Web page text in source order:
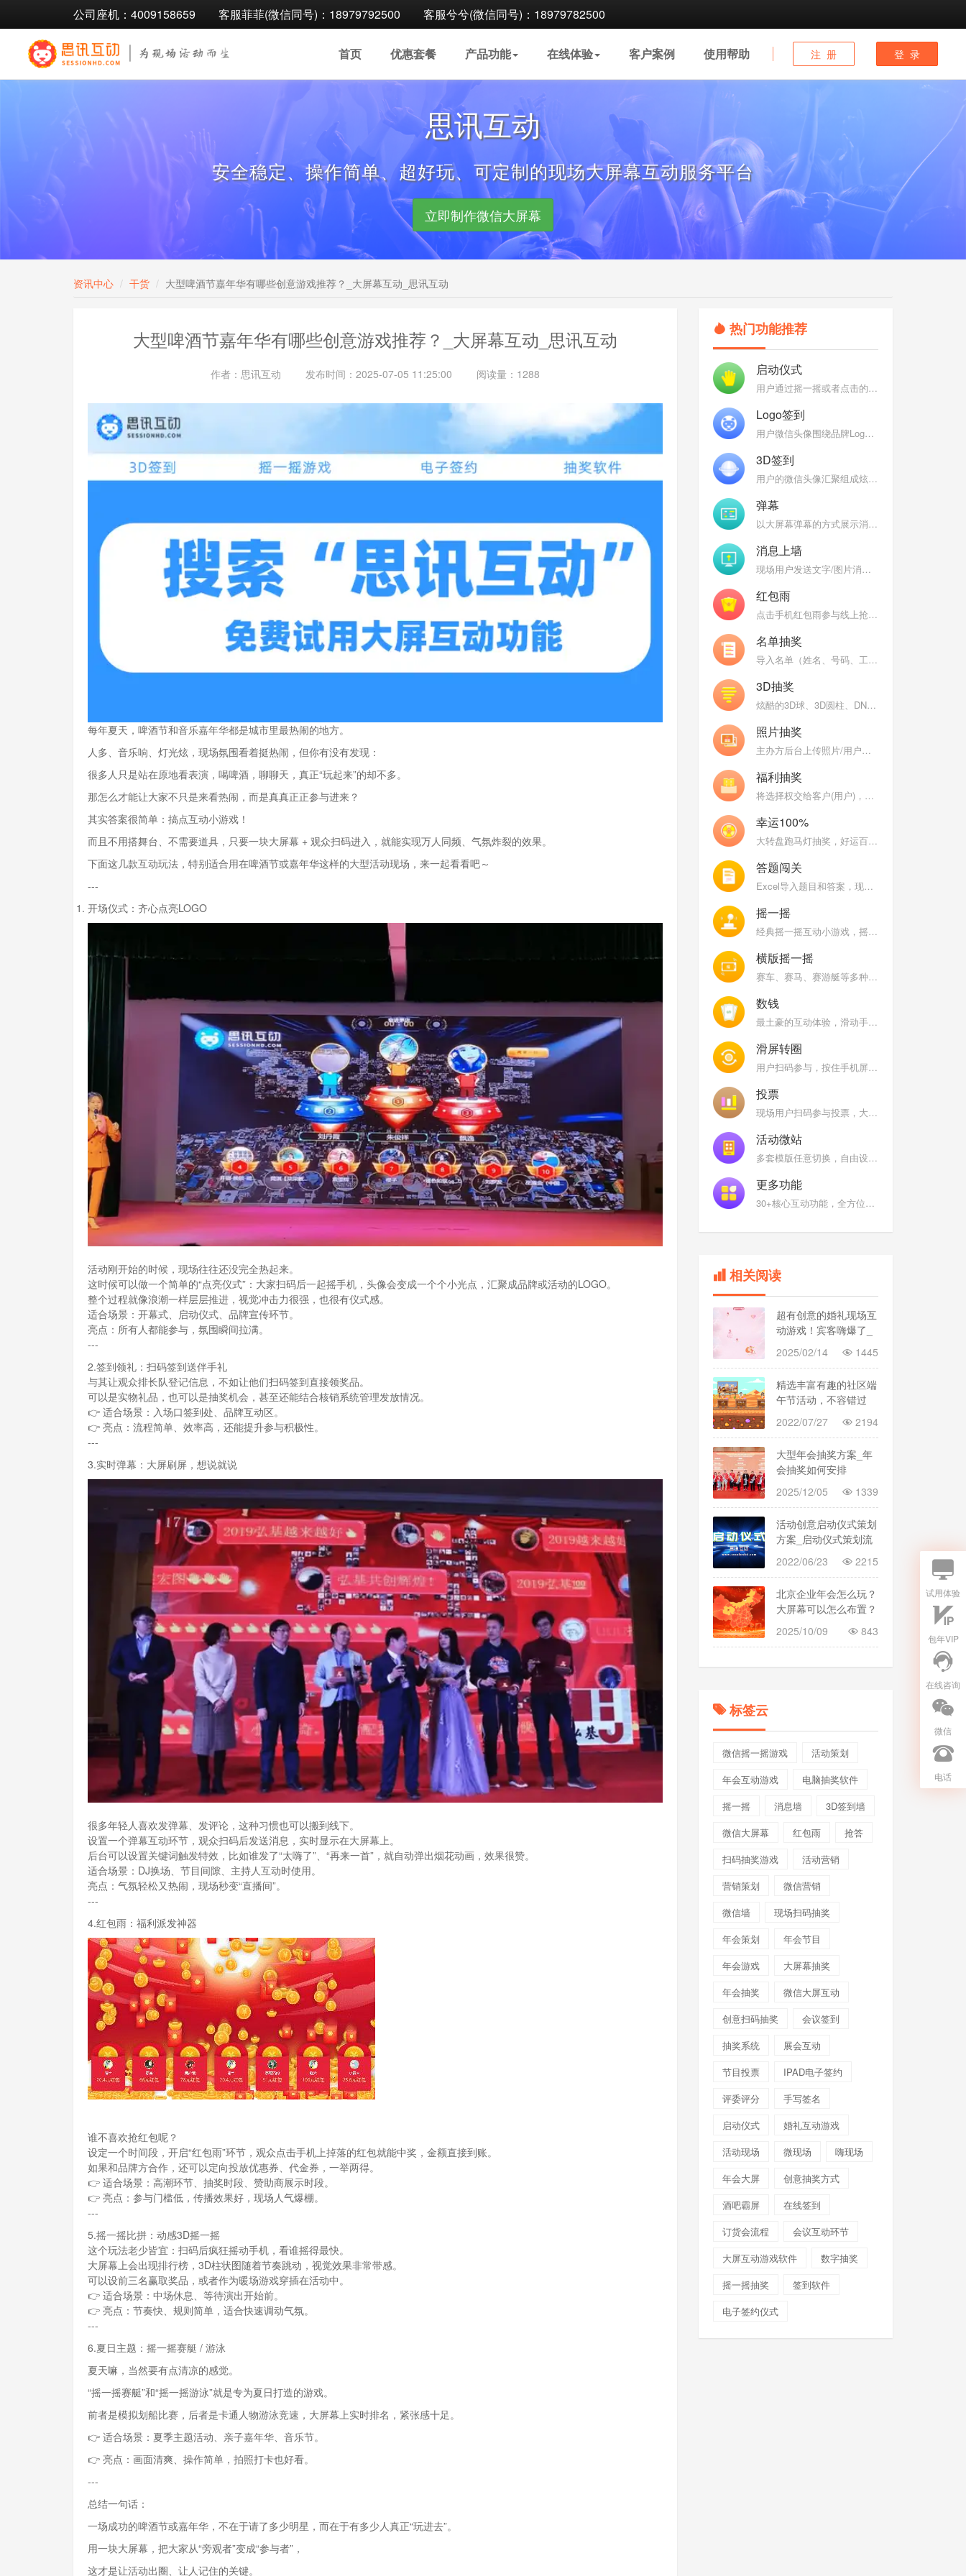
公司座机：4009158659 客服菲菲(微信同号)：18979792500 客服兮兮(微信同号)：18979782500
首页 优惠套餐 产品功能 在线体验 客户案例 使用帮助 注 册 登 录
思讯互动
安全稳定、操作简单、超好玩、可定制的现场大屏幕互动服务平台
立即制作微信大屏幕
资讯中心 干货 大型啤酒节嘉年华有哪些创意游戏推荐？_大屏幕互动_思讯互动
大型啤酒节嘉年华有哪些创意游戏推荐？_大屏幕互动_思讯互动
作者： 思讯互动 发布时间： 2025-07-05 11:25:00 阅读量 ：1288
每年夏天，啤酒节和音乐嘉年华都是城市里最热闹的地方。
人多、音乐响、灯光炫，现场氛围看着挺热闹，但你有没有发现：
很多人只是站在原地看表演，喝啤酒，聊聊天，真正“玩起来”的却不多。
那怎么才能让大家不只是来看热闹，而是真真正正参与进来？
其实答案很简单：搞点互动小游戏！
而且不用搭舞台、不需要道具，只要一块大屏幕 + 观众扫码进入，就能实现万人同频、气氛炸裂的效果。
下面这几款互动玩法，特别适合用在啤酒节或嘉年华这样的大型活动现场，来一起看看吧～
---
开场仪式：齐心点亮LOGO
活动刚开始的时候，现场往往还没完全热起来。
这时候可以做一个简单的“点亮仪式”：大家扫码后一起摇手机，头像会变成一个个小光点，汇聚成品牌或活动的LOGO。
整个过程就像浪潮一样层层推进，视觉冲击力很强，也很有仪式感。
适合场景：开幕式、启动仪式、品牌宣传环节。
亮点：所有人都能参与，氛围瞬间拉满。
---
2.签到领礼：扫码签到送伴手礼
与其让观众排长队登记信息，不如让他们扫码签到直接领奖品。
可以是实物礼品，也可以是抽奖机会，甚至还能结合核销系统管理发放情况。
👉 适合场景：入场口签到处、品牌互动区。
👉 亮点：流程简单、效率高，还能提升参与积极性。
---
3.实时弹幕：大屏刷屏，想说就说
很多年轻人喜欢发弹幕、发评论，这种习惯也可以搬到线下。
设置一个弹幕互动环节，观众扫码后发送消息，实时显示在大屏幕上。
后台可以设置关键词触发特效，比如谁发了“太嗨了”、“再来一首”，就自动弹出烟花动画，效果很赞。
适合场景：DJ换场、节目间隙、主持人互动时使用。
亮点：气氛轻松又热闹，现场秒变“直播间”。
---
4.红包雨：福利派发神器
谁不喜欢抢红包呢？
设定一个时间段，开启“红包雨”环节，观众点击手机上掉落的红包就能中奖，金额直接到账。
如果和品牌方合作，还可以定向投放优惠券、代金券，一举两得。
👉 适合场景：高潮环节、抽奖时段、赞助商展示时段。
👉 亮点：参与门槛低，传播效果好，现场人气爆棚。
---
5.摇一摇比拼：动感3D摇一摇
这个玩法老少皆宜：扫码后疯狂摇动手机，看谁摇得最快。
大屏幕上会出现排行榜，3D柱状图随着节奏跳动，视觉效果非常带感。
可以设前三名赢取奖品，或者作为暖场游戏穿插在活动中。
👉 适合场景：中场休息、等待演出开始前。
👉 亮点：节奏快、规则简单，适合快速调动气氛。
---
6.夏日主题：摇一摇赛艇 / 游泳
夏天嘛，当然要有点清凉的感觉。
“摇一摇赛艇”和“摇一摇游泳”就是专为夏日打造的游戏。
前者是模拟划船比赛，后者是卡通人物游泳竞速，大屏幕上实时排名，紧张感十足。
👉 适合场景：夏季主题活动、亲子嘉年华、音乐节。
👉 亮点：画面清爽、操作简单，拍照打卡也好看。
---
总结一句话：
一场成功的啤酒节或嘉年华，不在于请了多少明星，而在于有多少人真正“玩进去”。
用一块大屏幕，把大家从“旁观者”变成“参与者”，
这才是让活动出圈、让人记住的关键。
热门功能推荐
启动仪式
用户通过摇一摇或者点击的方式参与启动仪式，启动聚能，聚能完成后弹出定制特效
Logo签到
用户微信头像围绕品牌Logo组成各式炫酷3D效果：魔方、万花筒、地球、银河，彰显品牌
3D签到
用户的微信头像汇聚组成炫酷的Logo、3D球、3D圆柱、DNA、魔方等炫酷的3D图形
弹幕
以大屏幕弹幕的方式展示消息，后台开启审核，过滤垃圾消息，弹幕互动燃爆现场
消息上墙
现场用户发送文字/图片消息到大屏幕上，大屏幕消息墙轮播上墙图文
红包雨
点击手机红包雨参与线上抢红包（礼品），热闹喜庆的界面为现场增温
名单抽奖
导入名单（姓名、号码、工号、数字）抽奖，支持名单分组和名单权重（工龄）
3D抽奖
炫酷的3D球、3D圆柱、DNA、魔方等炫酷的3D图形不停变换，随机抽取中奖用户头像
照片抽奖
主办方后台上传照片/用户现场自拍上传照片，巨幕照片墙抽奖
福利抽奖
将选择权交给客户(用户)，让客户来开启大奖
幸运100%
大转盘跑马灯抽奖，好运百分百，乐趣百分百
答题闯关
Excel导入题目和答案，现场用户比拼答题正确率和速度
摇一摇
经典摇一摇互动小游戏，摇得越快分数越高，大屏幕能量条涨的越高
横版摇一摇
赛车、赛马、赛游艇等多种风格，快速摇一摇手机，大屏幕上根据用户/队伍摇晃手机次数进行实时排名
数钱
最土豪的互动体验，滑动手机屏幕在限定时间内看看谁是数钱小能手
滑屏转圈
用户扫码参与，按住手机屏幕上的图标，顺时针或者逆时针快速旋转
投票
现场用户扫码参与投票，大屏幕展示全场票选结果
活动微站
多套模版任意切换，自由设置互动功能名称及图标
更多功能
30+核心互动功能，全方位满足您的现场需求
相关阅读
超有创意的婚礼现场互
动游戏！宾客嗨爆了_
婚礼大屏幕互动
2025/02/14 1445
精选丰富有趣的社区端
午节活动，不容错过
2022/07/27
2194
大型年会抽奖方案_年
会抽奖如何安排
2025/12/05
1339
活动创意启动仪式策划
方案_启动仪式策划流
2022/06/23 2215
北京企业年会怎么玩？
大屏幕可以怎么布置？
_年会策划
2025/10/09 843
标签云
微信摇一摇游戏
活动策划
年会互动游戏
电脑抽奖软件
摇一摇
消息墙
3D签到墙
微信大屏幕
红包雨
抢答
扫码抽奖游戏
活动营销
营销策划
微信营销
微信墙
现场扫码抽奖
年会策划
年会节目
年会游戏
大屏幕抽奖
年会抽奖
微信大屏互动
创意扫码抽奖
会议签到
抽奖系统
展会互动
节目投票
IPAD电子签约
评委评分
手写签名
启动仪式
婚礼互动游戏
活动现场
微现场
嗨现场
年会大屏
创意抽奖方式
酒吧霸屏
在线签到
订货会流程
会议互动环节
大屏互动游戏软件
数字抽奖
摇一摇抽奖
签到软件
电子签约仪式
试用体验
包年VIP
在线咨询
微信
电话